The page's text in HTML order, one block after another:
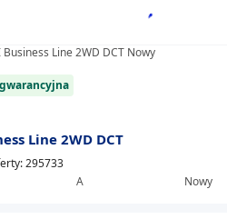
Line 2WD DCT
A Nowy
295733